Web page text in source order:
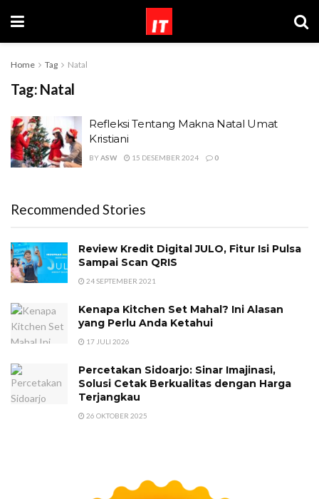
Home Tag Natal
Tag: Natal
Refleksi Tentang Makna Natal Umat
Kristiani
BYASW 15 DESEMBER 2024 0
Recommended Stories
Review Kredit Digital JULO, Fitur Isi Pulsa
Sampai Scan QRIS
24 SEPTEMBER 2021
Kenapa Kitchen Set Mahal? Ini Alasan
yang Perlu Anda Ketahui
17 JULI 2026
Percetakan Sidoarjo: Sinar Imajinasi,
Solusi Cetak Berkualitas dengan Harga
Terjangkau
26 OKTOBER 2025